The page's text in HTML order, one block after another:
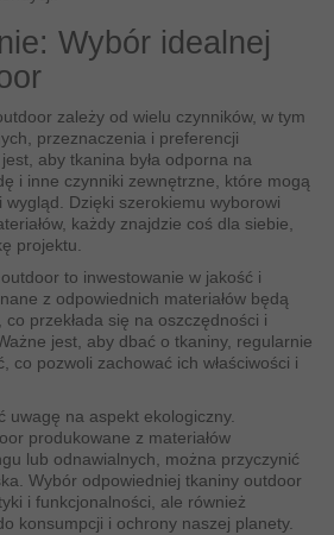
Wybór idealnej
zależy od wielu czynników, w tym
przeznaczenia i preferencji
aby tkanina była odporna na
i inne czynniki zewnętrzne, które mogą
wygląd. Dzięki szerokiemu wyborowi
każdy znajdzie coś dla siebie,
projektu.
to inwestowanie w jakość i
z odpowiednich materiałów będą
co przekłada się na oszczędności i
jest, aby dbać o tkaniny, regularnie
co pozwoli zachować ich właściwości i
uwagę na aspekt ekologiczny.
produkowane z materiałów
lub odnawialnych, można przyczynić
Wybór odpowiedniej tkaniny outdoor
i funkcjonalności, ale również
konsumpcji i ochrony naszej planety.